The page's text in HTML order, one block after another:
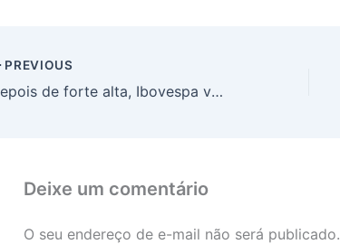
PREVIOUS
Depois de forte alta, Ibovespa volta a fechar em queda
Deixe um comentário
O seu endereço de e-mail não será publicado.